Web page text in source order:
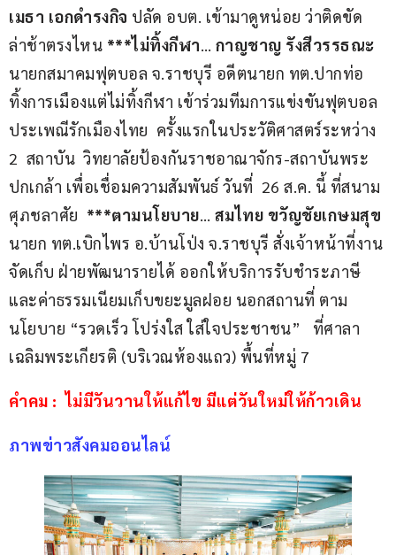
เมธา เอกดำรงกิจ ปลัด อบต. เข้ามาดูหน่อย ว่าติดขัด
ล่าช้าตรงไหน ***ไม่ทิ้งกีฬา… กาญชาญ รังสีวรรธณะ
นายกสมาคมฟุตบอล จ.ราชบุรี อดีตนายก ทต.ปากท่อ
ทิ้งการเมืองแต่ไม่ทิ้งกีฬา เข้าร่วมทีมการแข่งขันฟุตบอล
ประเพณีรักเมืองไทย  ครั้งแรกในประวัติศาสตร์ระหว่าง
2  สถาบัน  วิทยาลัยป้องกันราชอาณาจักร-สถาบันพระ
ปกเกล้า เพื่อเชื่อมความสัมพันธ์ วันที่  26 ส.ค. นี้ ที่สนาม
ศุภชลาศัย ***ตามนโยบาย… สมไทย ขวัญชัยเกษมสุข
นายก ทต.เบิกไพร อ.บ้านโป่ง จ.ราชบุรี สั่งเจ้าหน้าที่งาน
จัดเก็บ ฝ่ายพัฒนารายได้ ออกให้บริการรับชำระภาษี
และค่าธรรมเนียมเก็บขยะมูลฝอย นอกสถานที่ ตาม
นโยบาย “รวดเร็ว โปร่งใส ใส่ใจประชาชน”   ที่ศาลา
เฉลิมพระเกียรติ (บริเวณห้องแถว) พื้นที่หมู่ 7
คำคม :  ไม่มีวันวานให้แก้ไข มีแต่วันใหม่ให้ก้าวเดิน
ภาพข่าวสังคมออนไลน์